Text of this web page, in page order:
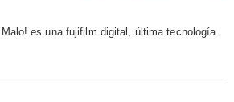
es una fujifilm digital, última tecnología.